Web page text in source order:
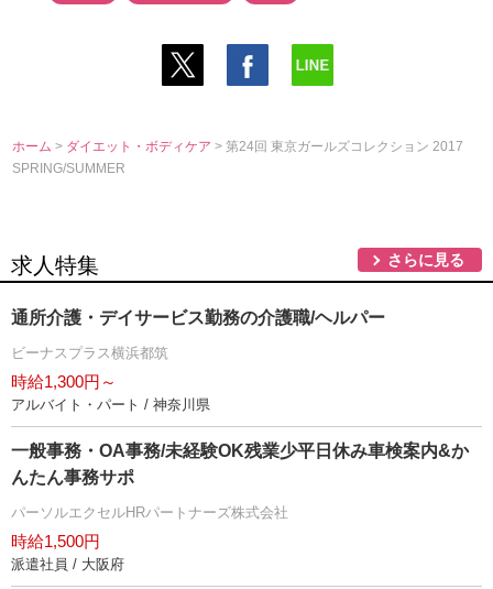
ホーム > ダイエット・ボディケア> 第24回 東京ガールズコレクション 2017
SPRING/SUMMER
求人特集 さらに見る
通所介護・デイサービス勤務の介護職/ヘルパー
ビーナスプラス横浜都筑
時給1,300円～
アルバイト・パート / 神奈川県
一般事務・OA事務/未経験OK残業少平日休み車検案内&か
んたん事務サポ
パーソルエクセルHRパートナーズ株式会社
時給1,500円
派遣社員 / 大阪府